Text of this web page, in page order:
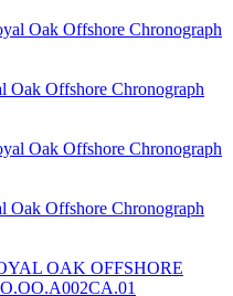
Offshore Chronograph
Offshore Chronograph